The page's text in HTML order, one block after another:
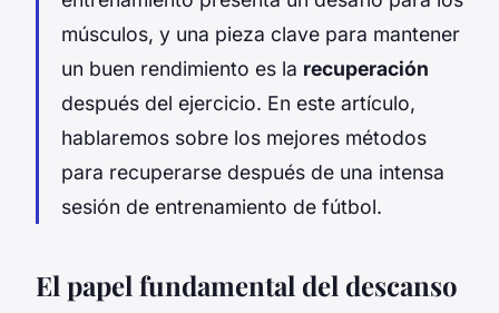
músculos, y una pieza clave para mantener
un buen rendimiento es la recuperación
después del ejercicio. En este artículo,
hablaremos sobre los mejores métodos
para recuperarse después de una intensa
sesión de entrenamiento de fútbol.
El papel fundamental del descanso